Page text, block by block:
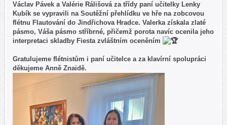
Václav Pávek a Valérie Rálišová za třídy paní učitelky Lenky
Kubík se vypravili na Soutěžní přehlídku ve hře na zobcovou
flétnu Flautování do Jindřichova Hradce. Valerka získala zlaté
pásmo, Váša pásmo stříbrné, přičemž porota navíc ocenila jeho
interpretaci skladby Fiesta zvláštním oceněním
Gratulujeme flétnistům i paní učitelce a za klavírní spolupráci
děkujeme Anně Znaidě.